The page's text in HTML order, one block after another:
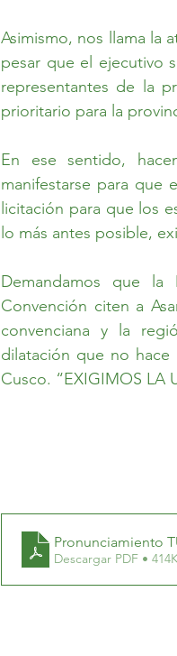
Asimismo, nos llama la
pesar que el ejecutivo
representantes de la
prioritario para la
En ese sentido,
manifestarse para que
licitación para que los
lo más antes posible,
Demandamos que
Convención citen a
convenciana y la
dilatación que no
Cusco. “EXIGIMOS LA
Pronunciamiento
Descargar PDF •